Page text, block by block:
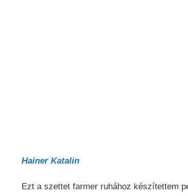
Hainer Katalin
Ezt a szettet farmer ruhához készítettem